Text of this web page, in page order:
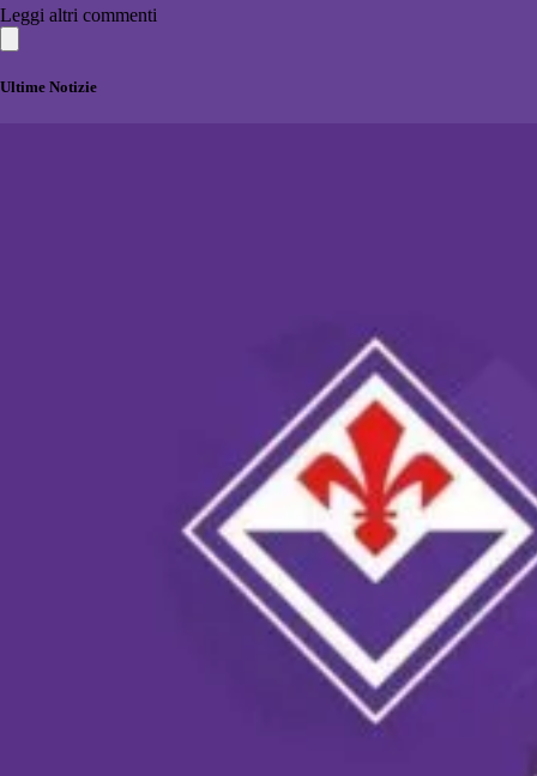
Leggi altri commenti
Ultime Notizie